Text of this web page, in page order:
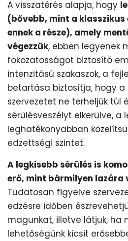
A visszatérés alapja, hogy
(bővebb, mint a klasszikus
ennek a része), amely
végezzük, ebben legyenek
fokozatosságot biztosító
intenzitású szakaszok, a
betartása biztosítja, hogy
szervezetet ne terheljük túl
sérülésveszélyt elkerülve, a
leghatékonyabban
edzettségi szintet.
A legkisebb sérülés is
erő, mint bármilyen lazára
Tudatosan figyelve
edzésre időben
magunkat, illetve látjuk, ha
lehetőségünk kicsit